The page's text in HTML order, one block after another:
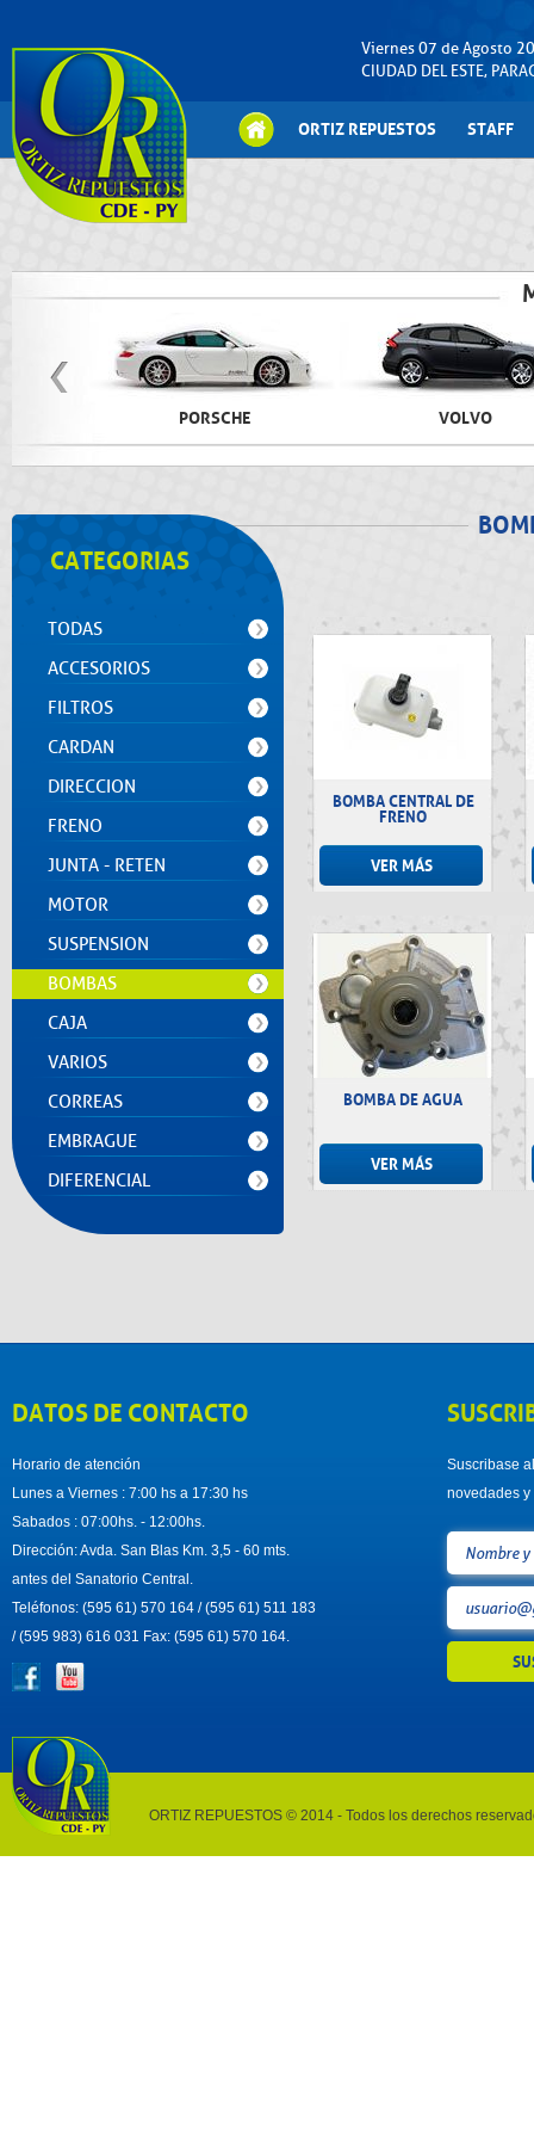
Viernes 07 de Agosto
CIUDAD DEL ESTE,
ORTIZ REPUESTOS STAFF
PORSCHE VOLVO
CATEGORIAS
TODAS
ACCESORIOS
FILTROS
CARDAN
DIRECCION
FRENO
JUNTA - RETEN
MOTOR
SUSPENSION
BOMBAS
CAJA
VARIOS
CORREAS
EMBRAGUE
DIFERENCIAL
BOMBA CENTRAL DE
FRENO
VER MÁS
BOMBA DE AGUA
VER MÁS
DATOS DE CONTACTO
Horario de atención
Lunes a Viernes : 7:00 hs a 17:30 hs
Sabados : 07:00hs. - 12:00hs.
Dirección: Avda. San Blas Km. 3,5 - 60 mts.
antes del Sanatorio Central.
Teléfonos: (595 61) 570 164 / (595 61) 511 183
/ (595 983) 616 031 Fax: (595 61) 570 164.
Suscribase
novedades
ORTIZ REPUESTOS © 2014 - Todos los derechos